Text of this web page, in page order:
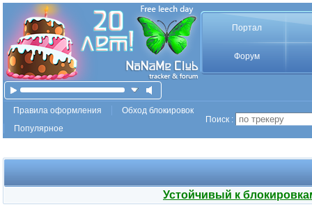
Портал
Форум
Правила оформления
Обход блокировок
Популярное
Поиск :
Устойчивый к